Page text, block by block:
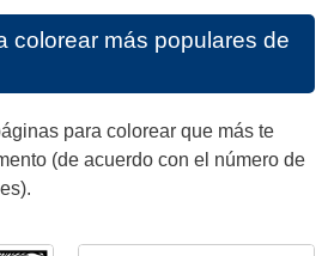
colorear más populares de
para colorear que más te
(de acuerdo con el número de